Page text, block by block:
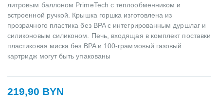
литровым баллоном PrimeTech с теплообменником и
встроенной ручкой. Крышка горшка изготовлена из
прозрачного пластика без BPA с интегрированным дуршлаг и
силиконовым силиконом. Печь, входящая в комплект поставки
пластиковая миска без BPA и 100-граммовый газовый
картридж могут быть упакованы
219,90 BYN